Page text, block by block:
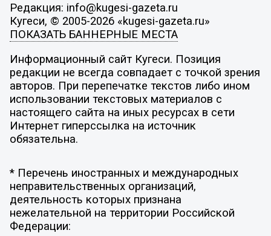
Редакция: info@kugesi-gazeta.ru
Кугеси, © 2005-2026 «kugesi-gazeta.ru»
ПОКАЗАТЬ БАННЕРНЫЕ МЕСТА
Информационный сайт Кугеси. Позиция
редакции не всегда совпадает с точкой зрения
авторов. При перепечатке текстов либо ином
использовании текстовых материалов с
настоящего сайта на иных ресурсах в сети
Интернет гиперссылка на источник
обязательна.
* Перечень иностранных и международных
неправительственных организаций,
деятельность которых признана
нежелательной на территории Российской
Федерации: